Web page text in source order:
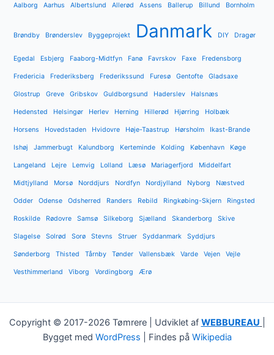
Aalborg Aarhus Albertslund Allerød Assens Ballerup Billund Bornholm
Brøndby Brønderslev Byggeprojekt Danmark DIY Dragør
Egedal Esbjerg Faaborg-Midtfyn Fanø Favrskov Faxe Fredensborg
Fredericia Frederiksberg Frederikssund Furesø Gentofte Gladsaxe
Glostrup Greve Gribskov Guldborgsund Haderslev Halsnæs
Hedensted Helsingør Herlev Herning Hillerød Hjørring Holbæk
Horsens Hovedstaden Hvidovre Høje-Taastrup Hørsholm Ikast-Brande
Ishøj Jammerbugt Kalundborg Kerteminde Kolding København Køge
Langeland Lejre Lemvig Lolland Læsø Mariagerfjord Middelfart
Midtjylland Morsø Norddjurs Nordfyn Nordjylland Nyborg Næstved
Odder Odense Odsherred Randers Rebild Ringkøbing-Skjern Ringsted
Roskilde Rødovre Samsø Silkeborg Sjælland Skanderborg Skive
Slagelse Solrød Sorø Stevns Struer Syddanmark Syddjurs
Sønderborg Thisted Tårnby Tønder Vallensbæk Varde Vejen Vejle
Vesthimmerland Viborg Vordingborg Ærø
Copyright © 2017-2026 Tømrere | Udviklet af WEBBUREAU
Bygget med WordPress | Findes på Wikipedia